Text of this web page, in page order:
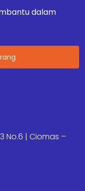
dalam
No.6 | Ciomas –